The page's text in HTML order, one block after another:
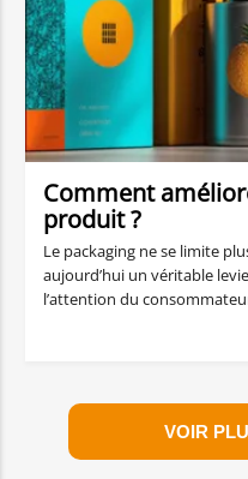
Comment
produit ?
Le packaging ne se limite
aujourd’hui un véritable
l’attention du
bon emballage peut faire
VOIR